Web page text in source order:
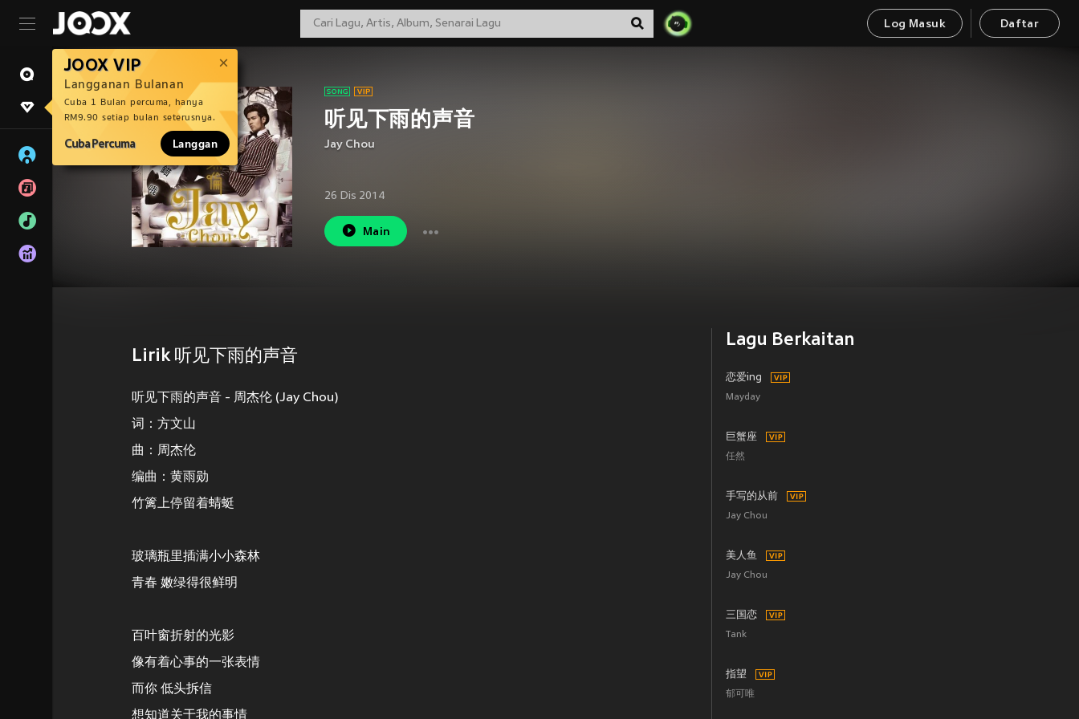
Log Masuk Daftar
JOOX VIP
Langganan Bulanan
Cuba 1 Bulan percuma, hanya
RM9.90 setiap bulan seterusnya.
Cuba Percuma Langgan
听见下雨的声音
Jay Chou
26 Dis 2014
Main
Lirik 听见下雨的声音
听见下雨的声音 - 周杰伦 (Jay Chou)
词：方文山
曲：周杰伦
编曲：黄雨勋
竹篱上停留着蜻蜓
玻璃瓶里插满小小森林
青春 嫩绿得很鲜明
百叶窗折射的光影
像有着心事的一张表情
而你 低头拆信
想知道关于我的事情
Lagu Berkaitan
恋爱ing
Mayday
巨蟹座
任然
手写的从前
Jay Chou
美人鱼
Jay Chou
三国恋
Tank
指望
郁可唯